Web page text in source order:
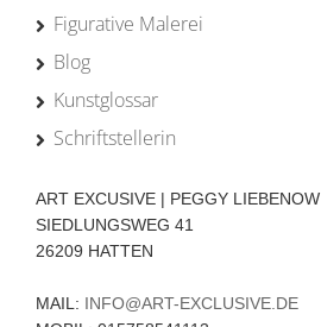
Figurative Malerei
Blog
Kunstglossar
Schriftstellerin
ART EXCUSIVE | PEGGY LIEBENOW
SIEDLUNGSWEG 41
26209 HATTEN
MAIL: INFO@ART-EXCLUSIVE.DE